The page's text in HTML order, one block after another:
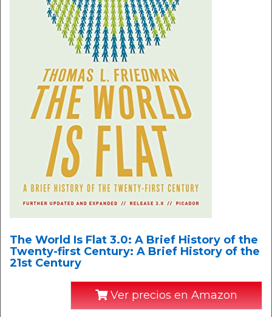
The World Is Flat 3.0: A Brief History of the
Twenty-first Century: A Brief History of the
21st Century
Ver precios en Amazon